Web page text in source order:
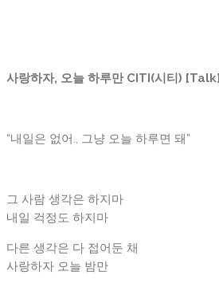
사랑하자, 오늘 하루만 CITI(시티) [Talk]
“내일은 없어., 그냥 오늘 하루면 돼”
그 사람 생각은 하지마
내일 걱정도 하지마
다른 생각은 다 접어둔 채
사랑하자 오늘 밤만